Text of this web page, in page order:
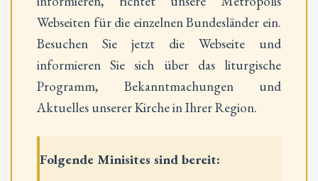
Webseiten für die einzelnen Bundesländer ein.
Besuchen Sie jetzt die Webseite und
informieren Sie sich über das liturgische
Programm, Bekanntmachungen und
Aktuelles unserer Kirche in Ihrer Region.
Folgende Minisites sind bereit: